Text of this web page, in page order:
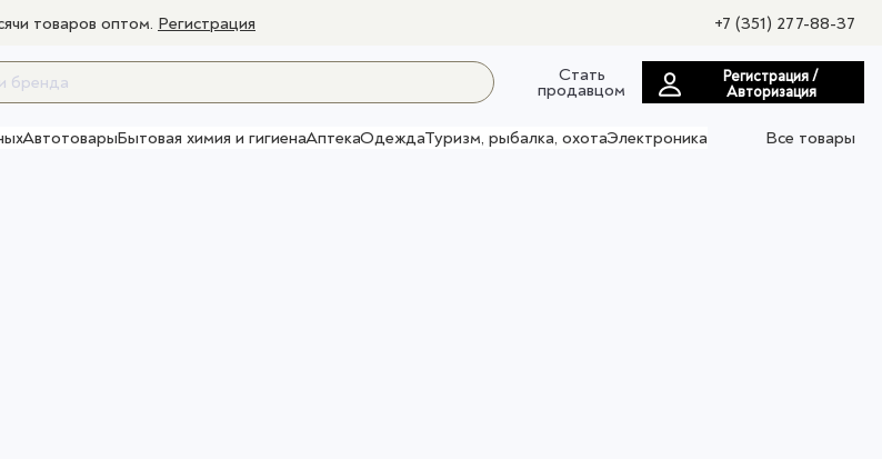
товаров оптом. Регистрация +7 (351) 277-88-37
Стать
продавцом
Регистрация /
Авторизация
АвтотоварыБытовая химия и гигиенаАптекаОдеждаТуризм, рыбалка, охотаЭлектроника
Все товары